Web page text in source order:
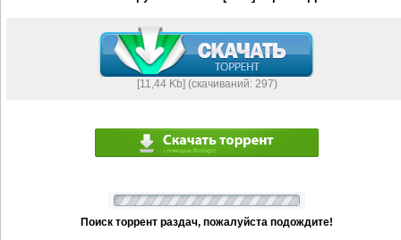
[11,44 Kb] (cкачиваний: 297)
Поиск торрент раздач, пожалуйста подождите!